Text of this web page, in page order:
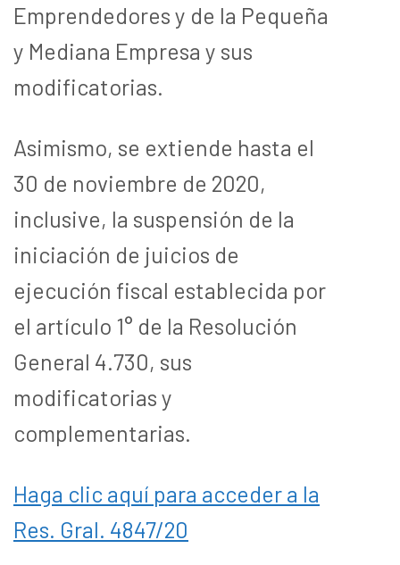
Emprendedores y de la Pequeña
y Mediana Empresa y sus
modificatorias.
Asimismo, se extiende hasta el
30 de noviembre de 2020,
inclusive, la suspensión de la
iniciación de juicios de
ejecución fiscal establecida por
el artículo 1° de la Resolución
General 4.730, sus
modificatorias y
complementarias.
Haga clic aquí para acceder a la
Res. Gral. 4847/20